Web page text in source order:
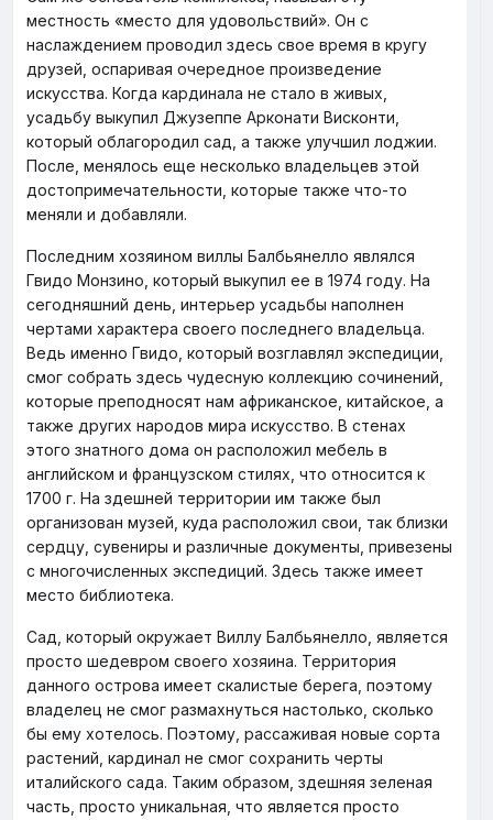
местность «место для удовольствий». Он с
наслаждением проводил здесь свое время в кругу
друзей, оспаривая очередное произведение
искусства. Когда кардинала не стало в живых,
усадьбу выкупил Джузеппе Арконати Висконти,
который облагородил сад, а также улучшил лоджии.
После, менялось еще несколько владельцев этой
достопримечательности, которые также что-то
меняли и добавляли.
Последним хозяином виллы Балбьянелло являлся
Гвидо Монзино, который выкупил ее в 1974 году. На
сегодняшний день, интерьер усадьбы наполнен
чертами характера своего последнего владельца.
Ведь именно Гвидо, который возглавлял экспедиции,
смог собрать здесь чудесную коллекцию сочинений,
которые преподносят нам африканское, китайское, а
также других народов мира искусство. В стенах
этого знатного дома он расположил мебель в
английском и французском стилях, что относится к
1700 г. На здешней территории им также был
организован музей, куда расположил свои, так близки
сердцу, сувениры и различные документы, привезены
с многочисленных экспедиций. Здесь также имеет
место библиотека.
Сад, который окружает Виллу Балбьянелло, является
просто шедевром своего хозяина. Территория
данного острова имеет скалистые берега, поэтому
владелец не смог размахнуться настолько, сколько
бы ему хотелось. Поэтому, рассаживая новые сорта
растений, кардинал не смог сохранить черты
италийского сада. Таким образом, здешняя зеленая
часть, просто уникальная, что является просто